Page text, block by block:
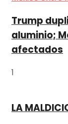
Trump
aluminio;
afectados
1
LA